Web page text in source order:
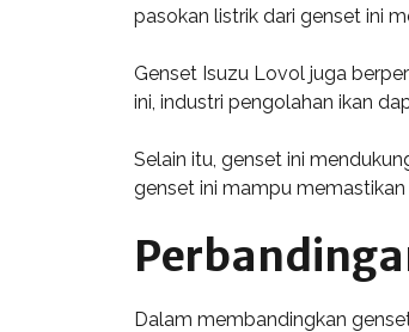
pasokan listrik dari genset ini
Genset Isuzu Lovol juga
ini, industri pengolahan ikan
Selain itu, genset ini
genset ini mampu
Dalam membandingkan